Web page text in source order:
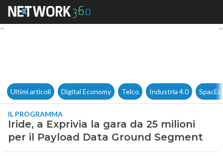
Iride, a Exprivia la gara da
Ultimi articoli Digital Economy Telco Industria 4.0
IL PROGRAMMA
Iride, a Exprivia la gara da 25 milioni
per il Payload Data Ground Segment